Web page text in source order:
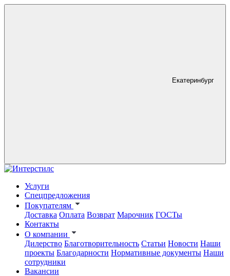
Екатеринбург
Услуги
Спецпредложения
Покупателям
Доставка Оплата Возврат Марочник ГОСТы
Контакты
О компании
Дилерство Благотворительность Статьи Новости Наши
проекты Благодарности Нормативные документы Наши
сотрудники
Вакансии